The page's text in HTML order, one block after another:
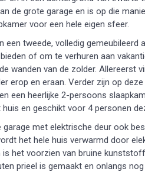
de grote garage en is op die
voor een hele eigen sfeer.
tweede, volledig gemeubileerd
of om te verhuren aan
wanden van de zolder. Allereerst
erop en eraan. Verder zijn op deze
een heerlijke 2-persoons
en geschikt voor 4 personen
met elektrische deur ook
het hele huis verwarmd door
het voorzien van bruine
prieel is gemaakt en onlangs